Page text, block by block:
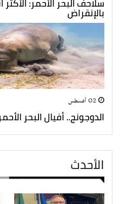
سلاحف البحر الأحمر:
بالإنقراض
الدوجونج.. أفيال البحر
الأحدث